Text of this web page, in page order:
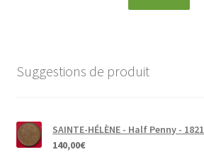
Suggestions de produit
SAINTE-HÉLÈNE - Half Penny - 1821
140,00€